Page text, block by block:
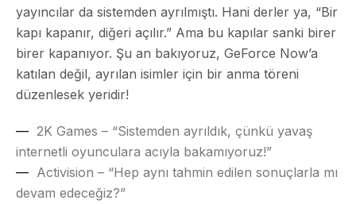
yayıncılar da sistemden ayrılmıştı. Hani derler ya, “Bir
kapı kapanır, diğeri açılır.” Ama bu kapılar sanki birer
birer kapanıyor. Şu an bakıyoruz, GeForce Now’a
katılan değil, ayrılan isimler için bir anma töreni
düzenlesek yeridir!
2K Games – “Sistemden ayrıldık, çünkü yavaş
internetli oyunculara acıyla bakamıyoruz!”
Activision – “Hep aynı tahmin edilen sonuçlarla mı
devam edeceğiz?”